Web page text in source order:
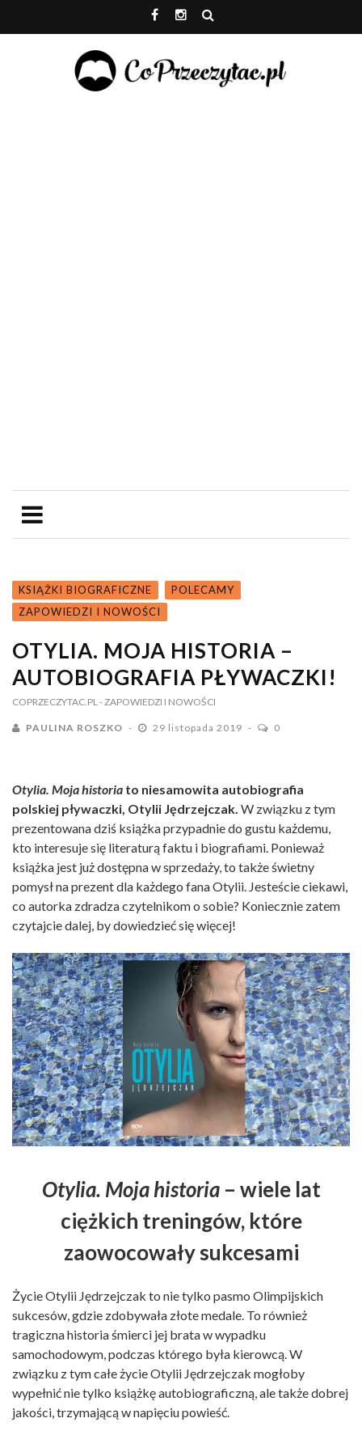
KSIĄŻKI BIOGRAFICZNE
POLECAMY
ZAPOWIEDZI I NOWOŚCI
OTYLIA. MOJA HISTORIA –
AUTOBIOGRAFIA PŁYWACZKI!
COPRZECZYTAC.PL - ZAPOWIEDZI I NOWOŚCI
PAULINA ROSZKO 29 listopada 2019 0
Otylia. Moja historia to niesamowita autobiografia
polskiej pływaczki, Otylii Jędrzejczak. W związku z tym
prezentowana dziś książka przypadnie do gustu każdemu,
kto interesuje się literaturą faktu i biografiami. Ponieważ
książka jest już dostępna w sprzedaży, to także świetny
pomysł na prezent dla każdego fana Otylii. Jesteście ciekawi,
co autorka zdradza czytelnikom o sobie? Koniecznie zatem
czytajcie dalej, by dowiedzieć się więcej!
Otylia. Moja historia– wiele lat
ciężkich treningów, które
zaowocowały sukcesami
Życie Otylii Jędrzejczak to nie tylko pasmo Olimpijskich
sukcesów, gdzie zdobywała złote medale. To również
tragiczna historia śmierci jej brata w wypadku
samochodowym, podczas którego była kierowcą. W
związku z tym całe życie Otylii Jędrzejczak mogłoby
wypełnić nie tylko książkę autobiograficzną, ale także dobrej
jakości, trzymającą w napięciu powieść.